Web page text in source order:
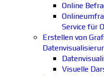
Online
Service für
Erstellen von
Visuelle